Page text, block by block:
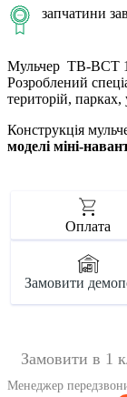
запчатини
Мульчер TB-BCT
Розроблений
територій, парках,
Конструкція
моделі міні-
Оплата
Замовити
Замовити в 1
Менеджер